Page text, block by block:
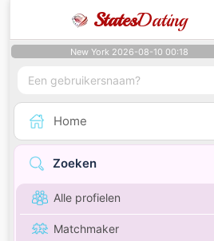
StatesDating
New York 2026-08-10 00:18
Home
Zoeken
Alle profielen
Matchmaker